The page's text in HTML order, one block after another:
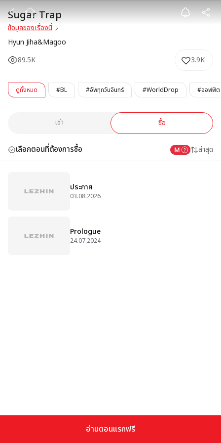
Sugar Trap
Sugar Trap
ข้อมูลของเรื่องนี้
Hyun Jiha&Magoo
89.5K
3.9K
ดูทั้งหมด #BL #อัพทุกวันจันทร์ #WorldDrop #ออฟฟิต
เช่า ซื้อ
เลือกตอนที่ต้องการซื้อ ล่าสุด
ประกาศ
03.08.2026
Prologue
24.07.2024
อ่านตอนแรกฟรี